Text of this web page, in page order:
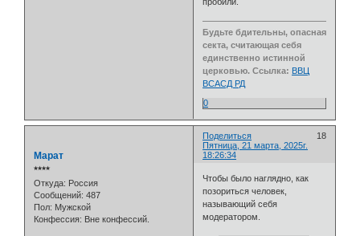
Будьте бдительны, опасная
секта, считающая себя
единственно истинной
церковью. Ссылка: ВВЦ
ВСАСД РД
0
Поделиться
18
Пятница, 21 марта, 2025г.
18:26:34
Марат
⭒⭒⭒⭒
Откуда: Россия
Сообщений: 487
Пол: Мужской
Конфессия: Вне конфессий.
Чтобы было наглядно, как
позориться человек,
называющий себя
модератором.